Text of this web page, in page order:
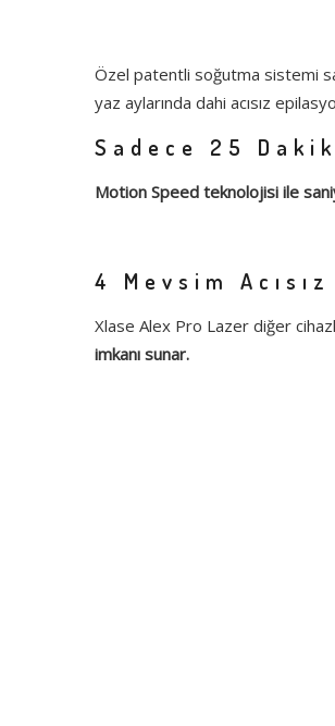
Özel patentli soğutma sistemi
yaz aylarında dahi acısız
Sadece 25
Motion Speed teknolojisi ile
4 Mevsim
Xlase Alex Pro Lazer diğer
imkanı sunar.